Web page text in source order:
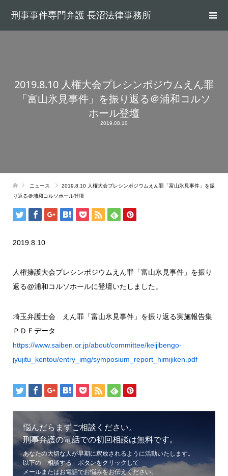
刑事事件専門弁護 長沼法律事務所
2019.8.10 人権大会プレシンポジウムえん罪
「富山氷見事件」を振り返る＠浦和コルソ
ホール登壇
2019.08.10
ニュース
2019.8.10 人権大会プレシンポジウムえん罪「富山氷見事件」を振
り返る＠浦和コルソホール登壇
2019.8.10
人権擁護大会プレシンポジウムえん罪「富山氷見事件」を振り
返る@浦和コルソホールに登壇いたしました。
埼玉弁護士会 えん罪「富山氷見事件」を振り返る実施報告集
ＰＤＦデータ
https://www.saiben.or.jp/about/committee/keijibengo-
jyujitu_kentou/entry_img/symposium_report_himijiken.pdf
悩んだらまずご相談ください。
刑事弁護の電話での初回相談は無料です。
あなたの大切な人が早期に釈放されるように活動いたします。
以下の「相談する」ボタンをクリックして
メールまたはお電話でお悩みをお伝えください。